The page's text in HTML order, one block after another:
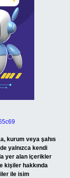
kurum veya şahıs
yalnızca kendi
yer alan içerikler
kişiler hakkında
ile isim